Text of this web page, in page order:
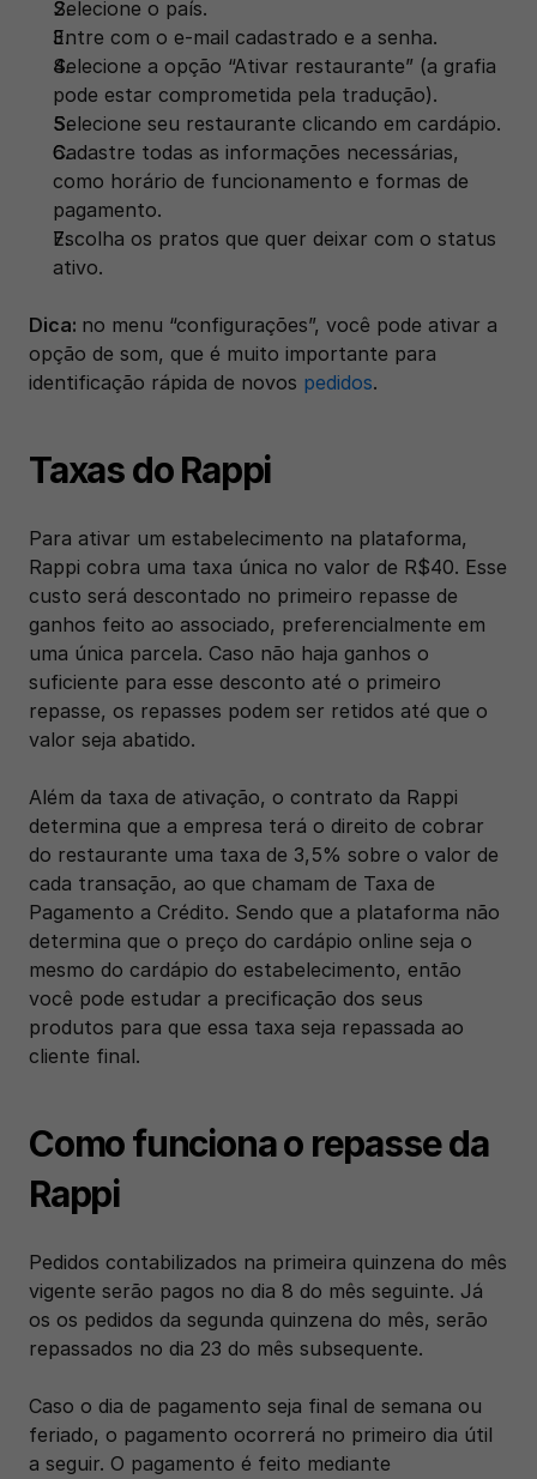
Selecione o país.
Entre com o e-mail cadastrado e a senha.
Selecione a opção “Ativar restaurante” (a grafia
pode estar comprometida pela tradução).
Selecione seu restaurante clicando em cardápio.
Cadastre todas as informações necessárias,
como horário de funcionamento e formas de
pagamento.
Escolha os pratos que quer deixar com o status
ativo.
Dica: no menu “configurações”, você pode ativar a
opção de som, que é muito importante para
identificação rápida de novos pedidos.
Taxas do Rappi
Para ativar um estabelecimento na plataforma,
Rappi cobra uma taxa única no valor de R$40. Esse
custo será descontado no primeiro repasse de
ganhos feito ao associado, preferencialmente em
uma única parcela. Caso não haja ganhos o
suficiente para esse desconto até o primeiro
repasse, os repasses podem ser retidos até que o
valor seja abatido.
Além da taxa de ativação, o contrato da Rappi
determina que a empresa terá o direito de cobrar
do restaurante uma taxa de 3,5% sobre o valor de
cada transação, ao que chamam de Taxa de
Pagamento a Crédito. Sendo que a plataforma não
determina que o preço do cardápio online seja o
mesmo do cardápio do estabelecimento, então
você pode estudar a precificação dos seus
produtos para que essa taxa seja repassada ao
cliente final.
Como funciona o repasse da
Rappi
Pedidos contabilizados na primeira quinzena do mês
vigente serão pagos no dia 8 do mês seguinte. Já
os os pedidos da segunda quinzena do mês, serão
repassados no dia 23 do mês subsequente.
Caso o dia de pagamento seja final de semana ou
feriado, o pagamento ocorrerá no primeiro dia útil
a seguir. O pagamento é feito mediante